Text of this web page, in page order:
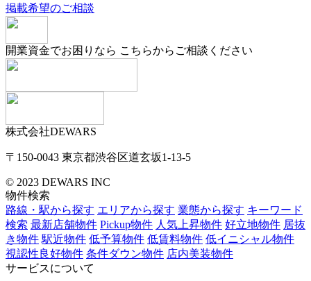
掲載希望のご相談
開業資金でお困りなら こちらからご相談ください
株式会社DEWARS
〒150-0043 東京都渋谷区道玄坂1-13-5
© 2023 DEWARS INC
物件検索
路線・駅から探す エリアから探す 業態から探す キーワード
検索 最新店舗物件 Pickup物件 人気上昇物件 好立地物件 居抜
き物件 駅近物件 低予算物件 低賃料物件 低イニシャル物件
視認性良好物件 条件ダウン物件 店内美装物件
サービスについて